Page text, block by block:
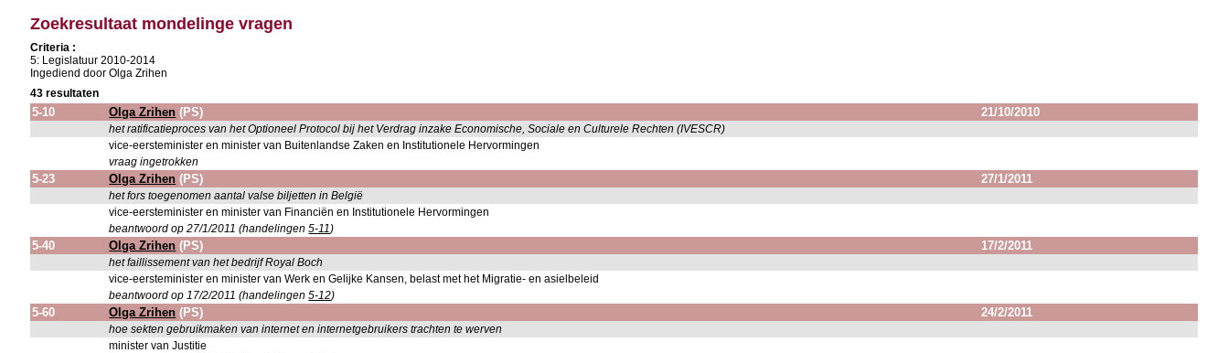
Zoekresultaat mondelinge vragen
Criteria :
5: Legislatuur 2010-2014
Ingediend door Olga Zrihen
43 resultaten
5-10 Olga Zrihen (PS) 21/10/2010
het ratificatieproces van het Optioneel Protocol bij het Verdrag inzake Economische, Sociale en Culturele Rechten (IVESCR)
vice-eersteminister en minister van Buitenlandse Zaken en Institutionele Hervormingen
vraag ingetrokken
5-23 Olga Zrihen (PS) 27/1/2011
het fors toegenomen aantal valse biljetten in België
vice-eersteminister en minister van Financiën en Institutionele Hervormingen
beantwoord op 27/1/2011 (handelingen5-11)
5-40 Olga Zrihen (PS) 17/2/2011
het faillissement van het bedrijf Royal Boch
vice-eersteminister en minister van Werk en Gelijke Kansen, belast met het Migratie- en asielbeleid
beantwoord op 17/2/2011 (handelingen5-12)
5-60 Olga Zrihen (PS) 24/2/2011
hoe sekten gebruikmaken van internet en internetgebruikers trachten te werven
minister van Justitie